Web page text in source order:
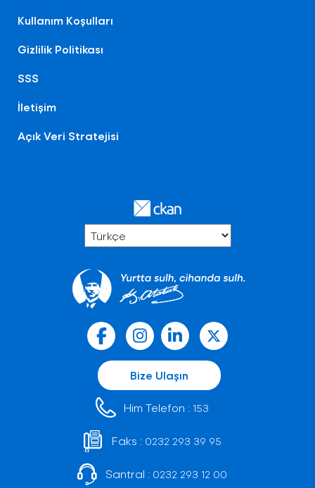
Kullanım Koşulları
Gizlilik Politikası
SSS
İletişim
Açık Veri Stratejisi
Bize Ulaşın
Him Telefon : 153
Faks : 0232 293 39 95
Santral : 0232 293 12 00